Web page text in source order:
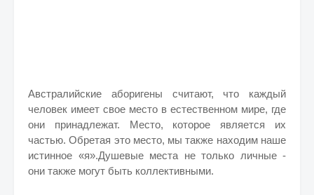
Австралийские аборигены считают, что каждый
человек имеет свое место в естественном мире, где
они принадлежат. Место, которое является их
частью. Обретая это место, мы также находим наше
истинное «я».Душевые места не только личные -
они также могут быть коллективными.